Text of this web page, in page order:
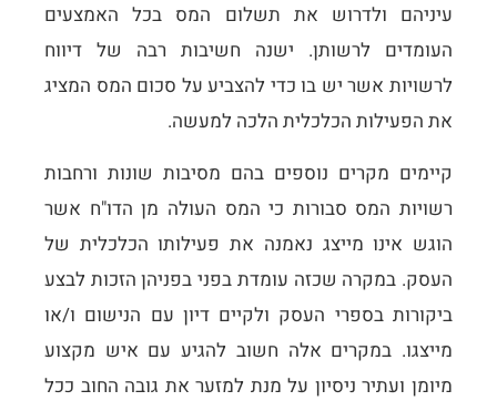
עיניהם ולדרוש את תשלום המס בכל האמצעים
העומדים לרשותן. ישנה חשיבות רבה של דיווח
לרשויות אשר יש בו כדי להצביע על סכום המס המציג
את הפעילות הכלכלית הלכה למעשה.
קיימים מקרים נוספים בהם מסיבות שונות ורחבות
רשויות המס סבורות כי המס העולה מן הדו"ח אשר
הוגש אינו מייצג נאמנה את פעילותו הכלכלית של
העסק. במקרה שכזה עומדת בפני בפניהן הזכות לבצע
ביקורות בספרי העסק ולקיים דיון עם הנישום ו/או
מייצגו. במקרים אלה חשוב להגיע עם איש מקצוע
מיומן ועתיר ניסיון על מנת למזער את גובה החוב ככל